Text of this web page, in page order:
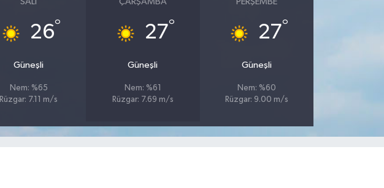
26°
Güneşli
Nem: %65
Rüzgar: 7.11 m/s
27°
Güneşli
Nem: %61
Rüzgar: 7.69 m/s
27°
Güneşli
Nem: %60
Rüzgar: 9.00 m/s